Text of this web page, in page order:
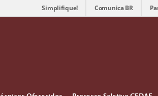
Simplifique! Comunica BR